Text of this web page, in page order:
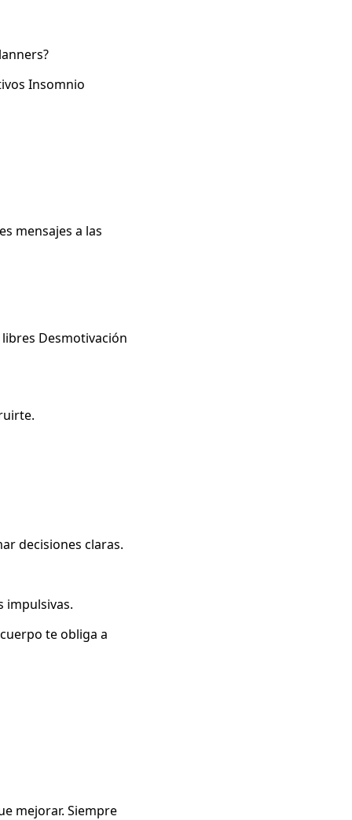
Insomnio
mensajes a las
Desmotivación
decisiones claras.
impulsivas.
te obliga a
mejorar. Siempre